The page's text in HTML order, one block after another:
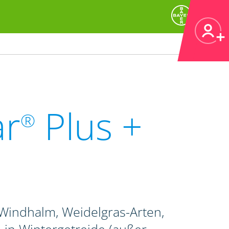
® Plus +
Weidelgras-Arten,